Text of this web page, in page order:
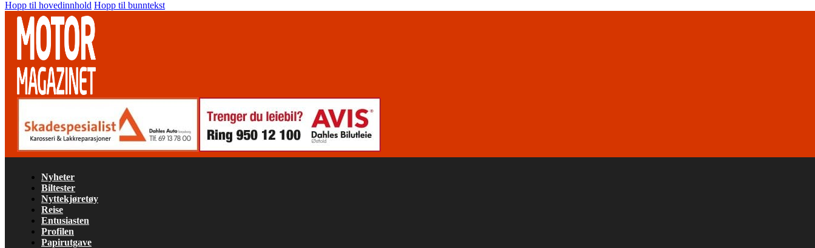
Hopp til hovedinnhold Hopp til bunntekst
Nyheter
Biltester
Nyttekjøretøy
Reise
Entusiasten
Profilen
Papirutgave